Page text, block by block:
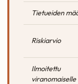
Tietueiden
Riskiarvio
Ilmoitettu
viranomaiselle